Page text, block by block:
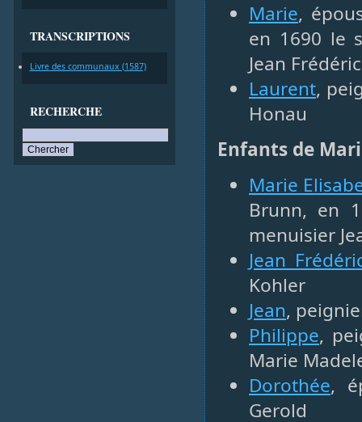
TRANSCRIPTIONS
Livre des communaux (1587)
RECHERCHE
Marie,
en 1690 le
Jean
Laurent,
Honau
Enfants de
Marie
Brunn, en
menuisier
Jean
Kohler
Jean,
Philippe,
Marie
Dorothée,
Gerold